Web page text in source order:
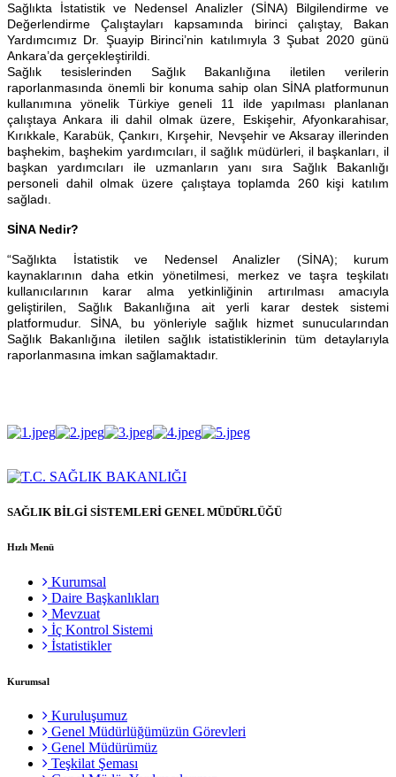
Sağlıkta İstatistik ve Nedensel Analizler (SİNA) Bilgilendirme ve
Değerlendirme Çalıştayları kapsamında birinci çalıştay, Bakan
Yardımcımız Dr. Şuayip Birinci’nin katılımıyla 3 Şubat 2020 günü
Ankara’da gerçekleştirildi.
Sağlık tesislerinden Sağlık Bakanlığına iletilen verilerin
raporlanmasında önemli bir konuma sahip olan SİNA platformunun
kullanımına yönelik Türkiye geneli 11 ilde yapılması planlanan
çalıştaya Ankara ili dahil olmak üzere, Eskişehir, Afyonkarahisar,
Kırıkkale, Karabük, Çankırı, Kırşehir, Nevşehir ve Aksaray illerinden
başhekim, başhekim yardımcıları, il sağlık müdürleri, il başkanları, il
başkan yardımcıları ile uzmanların yanı sıra Sağlık Bakanlığı
personeli dahil olmak üzere çalıştaya toplamda 260 kişi katılım
sağladı.
SİNA Nedir?
“Sağlıkta İstatistik ve Nedensel Analizler (SİNA); kurum
kaynaklarının daha etkin yönetilmesi, merkez ve taşra teşkilatı
kullanıcılarının karar alma yetkinliğinin artırılması amacıyla
geliştirilen, Sağlık Bakanlığına ait yerli karar destek sistemi
platformudur. SİNA, bu yönleriyle sağlık hizmet sunucularından
Sağlık Bakanlığına iletilen sağlık istatistiklerinin tüm detaylarıyla
raporlanmasına imkan sağlamaktadır.
SAĞLIK BİLGİ SİSTEMLERİ GENEL MÜDÜRLÜĞÜ
Hızlı Menü
Kurumsal
Daire Başkanlıkları
Mevzuat
İç Kontrol Sistemi
İstatistikler
Kurumsal
Kuruluşumuz
Genel Müdürlüğümüzün Görevleri
Genel Müdürümüz
Teşkilat Şeması